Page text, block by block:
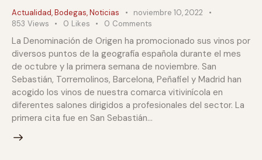
Actualidad,Bodegas,Noticias
noviembre 10, 2022
853 Views 0 Likes 0 Comments
La Denominación de Origen ha promocionado sus vinos por
diversos puntos de la geografía española durante el mes
de octubre y la primera semana de noviembre. San
Sebastián, Torremolinos, Barcelona, Peñafiel y Madrid han
acogido los vinos de nuestra comarca vitivinícola en
diferentes salones dirigidos a profesionales del sector. La
primera cita fue en San Sebastián…